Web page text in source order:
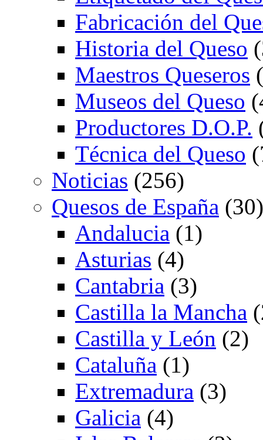
Fabricación del
Historia del Queso
Maestros Queseros
Museos del Queso
Productores D.O.P.
Técnica del Queso
Noticias (256)
Quesos de España (30)
Andalucia (1)
Asturias (4)
Cantabria (3)
Castilla la Mancha
Castilla y León (2)
Cataluña (1)
Extremadura (3)
Galicia (4)